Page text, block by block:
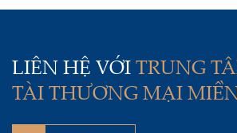
diện MCAC tại Hà Nội; cùng Trọng tài
LIÊN HỆ VỚI TRUNG
TÀI THƯƠNG MẠI